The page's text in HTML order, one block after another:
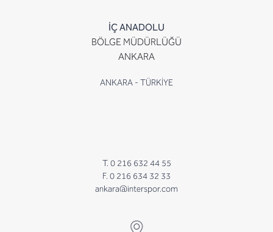
İÇ ANADOLU
BÖLGE MÜDÜRLÜĞÜ
ANKARA
ANKARA - TÜRKİYE
T. 0 216 632 44 55
F. 0 216 634 32 33
ankara@interspor.com